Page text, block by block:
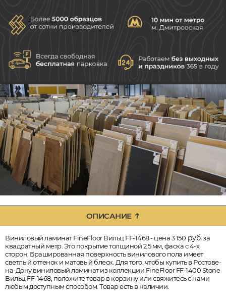
ОПИСАНИЕ
Виниловый ламинат FineFloor Вильц FF-1468 - цена 3 150 руб.за
квадратный метр. Это покрытие толщиной 2,5 мм, фаска с 4-х
сторон. Брашированная поверхность винилового пола имеет
светлый оттенок и матовый блеск. Для того, чтобы купить в Ростове-
на-Дону виниловый ламинат из коллекции FineFloor FF-1400 Stone
Вильц FF-1468, положите товар в корзину или свяжитесь с нами
любым доступным способом. Товар есть в наличии.